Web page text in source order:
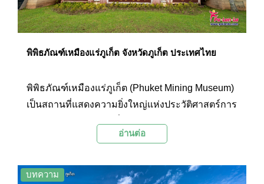
พิพิธภัณฑ์เหมืองแร่ภูเก็ต จังหวัดภูเก็ต ประเทศไทย
พิพิธภัณฑ์เหมืองแร่ภูเก็ต (Phuket Mining Museum)
เป็นสถานที่แสดงความยิ่งใหญ่แห่งประวัติศาสตร์การ
แร่ดีบุกเกือบทั่วพื้นที่ของตำบล แม้กาลเวลาจะล่วง
ที่ยังถูกกล่าวขาน และถูกบันทึกไว้ให้เป็น
อ่านต่อ
บทความ